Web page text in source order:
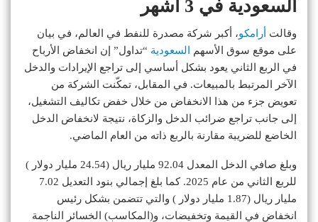
السعودية في 3 أشهر
وقالت أرامكو، أكبر شركة مصدرة للنفط في العالم، في بيان
على موقع سوق الأسهم
السعودية “تداول” إن انخفاض الأرباح
في الربع الثاني يعود بشكل أساسي إلى تراجع الإيرادات والدخل
الآخر المرتبط بالمبيعات. في المقابل، تمكّنت الشركة من
تعويض جزء من هذا الانخفاض من خلال خفض تكاليف التشغيل،
إلى جانب تراجع ضرائب الدخل والزكاة، نتيجة لانخفاض الدخل
الخاضع للضريبة مقارنة بالربع ذاته من العام الماضي.
وبلغ صافي الدخل المعدل 92.04 مليار ريال (24.54 مليار دولار )
للربع الثاني من عام 2025. كما بلغ إجمالي بنود التعديل 7.02
مليار ريال (1.87 مليار دولار ) والتي تتضمن بشكل رئيس
انخفاض في القيمة وتخفيضات، و(المكاسب) الخسائر الناجمة